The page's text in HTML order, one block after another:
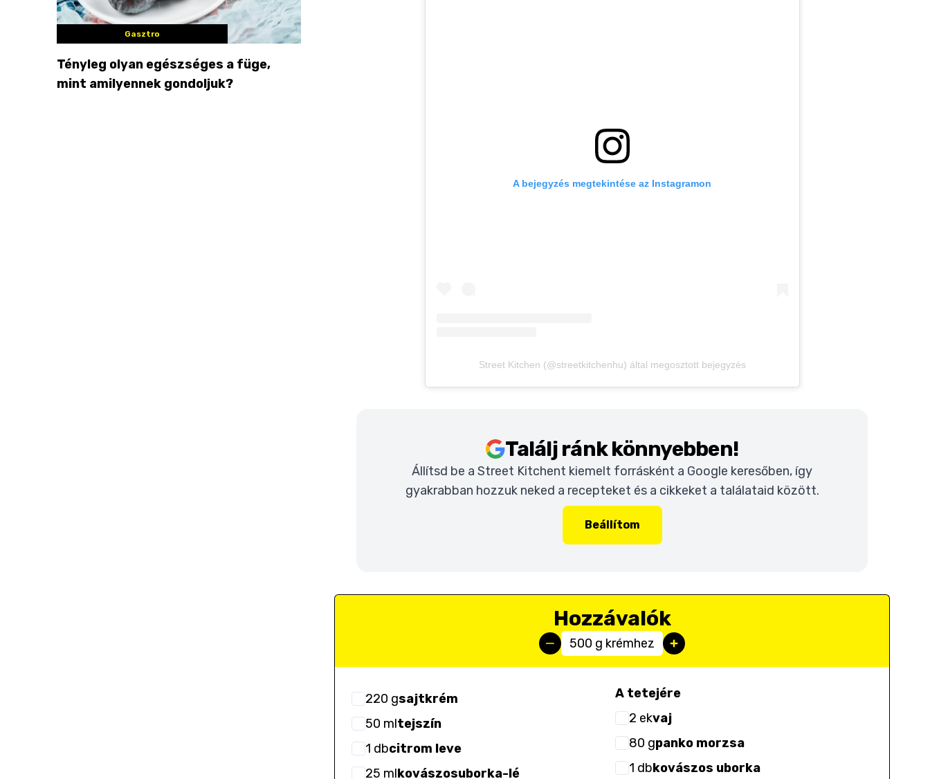
Gasztro
Tényleg olyan egészséges a füge,
mint amilyennek gondoljuk?
A bejegyzés megtekintése az Instagramon
Street Kitchen (@streetkitchenhu) által megosztott bejegyzés
Találj ránk könnyebben!
Állítsd be a Street Kitchent kiemelt forrásként a Google keresőben, így
gyakrabban hozzuk neked a recepteket és a cikkeket a találataid között.
Beállítom
Hozzávalók
500 g krémhez
220 gsajtkrém
50 mltejszín
1 dbcitrom leve
25 mlkovászosuborka-lé
A tetejére
2 ekvaj
80 gpanko morzsa
1 dbkovászos uborka